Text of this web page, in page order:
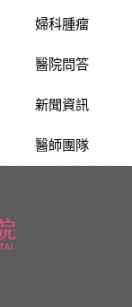
婦科腫瘤
醫院問答
新聞資訊
醫師團隊